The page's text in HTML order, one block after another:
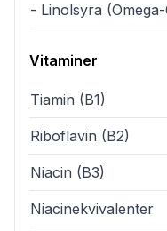
- Linolsyra
Vitaminer
Tiamin (B1)
Riboflavin (B2)
Niacin (B3)
Niacinekvivalenter